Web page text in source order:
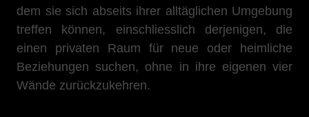
dem sie sich abseits ihrer alltäglichen Umgebung
treffen können, einschliesslich derjenigen, die
einen privaten Raum für neue oder heimliche
Beziehungen suchen, ohne in ihre eigenen vier
Wände zurückzukehren.